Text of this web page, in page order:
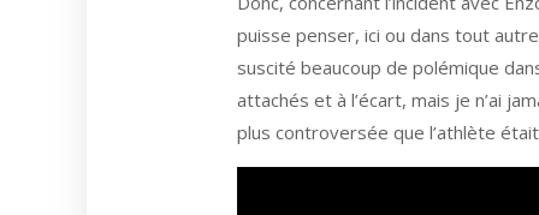
puisse penser, ici ou dans tout
suscité beaucoup de polémique
attachés et à l’écart, mais je n’ai
plus controversée que l’athlète